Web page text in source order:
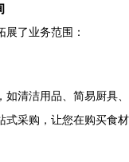
了业务范围：
清洁用品、简易厨具、
式采购，让您在购买食材